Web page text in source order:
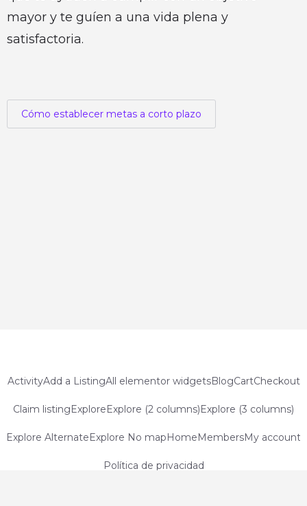
mayor y te guíen a una vida plena y
satisfactoria.
Cómo establecer metas a corto plazo
ActivityAdd a ListingAll elementor widgetsBlogCartCheckout
Claim listingExploreExplore (2 columns)Explore (3 columns)
Explore AlternateExplore No mapHomeMembersMy account
Política de privacidad